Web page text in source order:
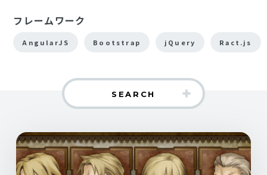
フレームワーク
AngularJS Bootstrap jQuery Ract.js
SEARCH